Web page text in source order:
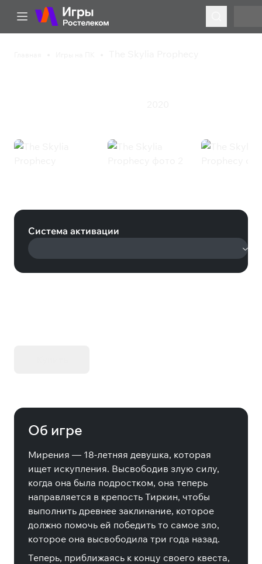
Система активации
Об игре
Мирения — 18-летняя девушка, которая
ищет искупления. Высвободив злую силу,
когда она была подростком, она теперь
направляется в крепость Тиркин, чтобы
выполнить древнее заклинание, которое
должно помочь ей победить то самое зло,
которое она высвободила три года назад.
Теперь, приближаясь к концу своего квеста,